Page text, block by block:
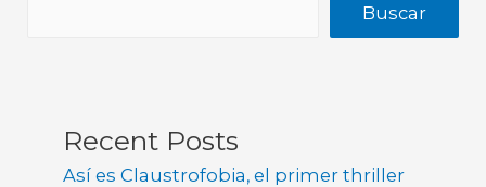
Buscar
Recent Posts
Así es Claustrofobia, el primer thriller